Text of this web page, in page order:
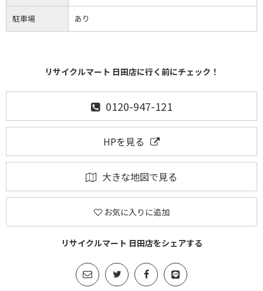
駐車場 あり
リサイクルマート 日田店に行く前にチェック！
0120-947-121
HPを見る
大きな地図で見る
お気に入りに追加
リサイクルマート 日田店をシェアする